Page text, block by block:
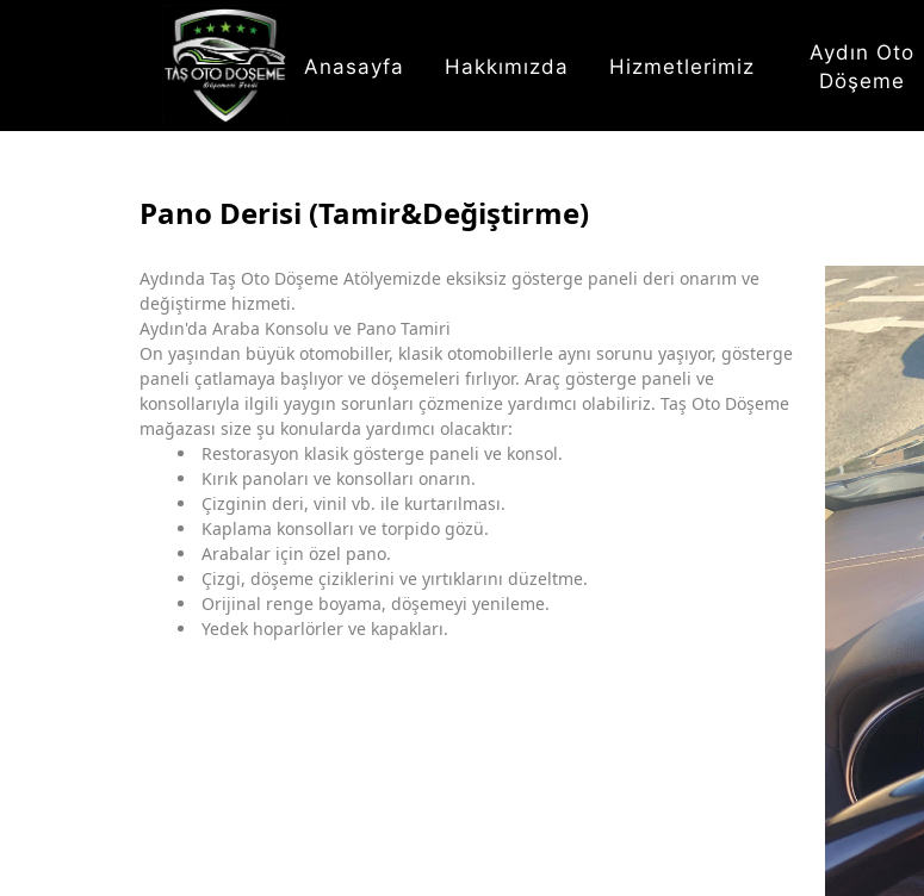
Pano Derisi (Tamir&Değiştirme)
Aydında Taş Oto Döşeme Atölyemizde eksiksiz gösterge paneli deri onarım ve
değiştirme hizmeti.
Aydın'da Araba Konsolu ve Pano Tamiri
On yaşından büyük otomobiller, klasik otomobillerle aynı sorunu yaşıyor, gösterge
paneli çatlamaya başlıyor ve döşemeleri fırlıyor. Araç gösterge paneli ve
konsollarıyla ilgili yaygın sorunları çözmenize yardımcı olabiliriz. Taş Oto Döşeme
mağazası size şu konularda yardımcı olacaktır:
Restorasyon klasik gösterge paneli ve konsol.
Kırık panoları ve konsolları onarın.
Çizginin deri, vinil vb. ile kurtarılması.
Kaplama konsolları ve torpido gözü.
Arabalar için özel pano.
Çizgi, döşeme çiziklerini ve yırtıklarını düzeltme.
Orijinal renge boyama, döşemeyi yenileme.
Yedek hoparlörler ve kapakları.
Anasayfa Hakkımızda Hizmetlerimiz
Aydın Oto
Döşeme